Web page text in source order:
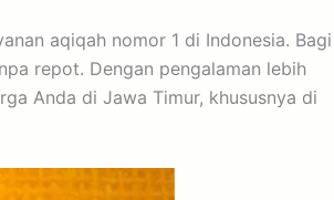
aqiqah nomor 1 di Indonesia. Bagi
repot. Dengan pengalaman lebih
Anda di Jawa Timur, khususnya di